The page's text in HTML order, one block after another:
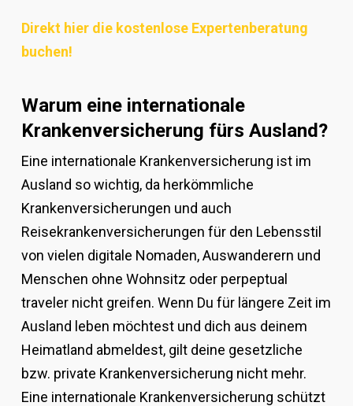
Direkt hier die kostenlose Expertenberatung
buchen!
Warum eine internationale
Krankenversicherung fürs Ausland?
Eine internationale Krankenversicherung ist im
Ausland so wichtig, da herkömmliche
Krankenversicherungen und auch
Reisekrankenversicherungen für den Lebensstil
von vielen digitale Nomaden, Auswanderern und
Menschen ohne Wohnsitz oder perpeptual
traveler nicht greifen. Wenn Du für längere Zeit im
Ausland leben möchtest und dich aus deinem
Heimatland abmeldest, gilt deine gesetzliche
bzw. private Krankenversicherung nicht mehr.
Eine internationale Krankenversicherung schützt